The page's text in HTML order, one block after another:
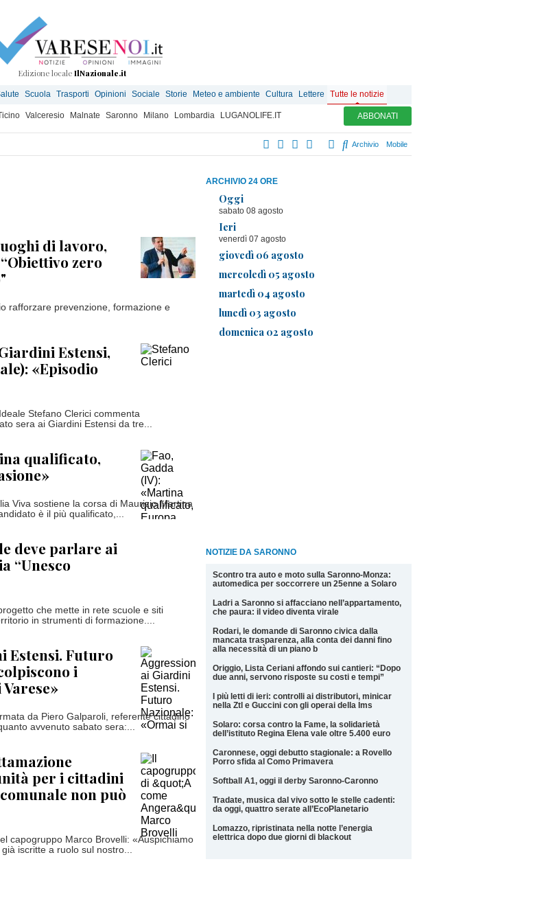
Edizione locale IlNazionale.it
Scuola Trasporti Opinioni Sociale Storie Meteo e ambiente Cultura Lettere Tutte le notizie
Valceresio Malnate Saronno Milano Lombardia LUGANOLIFE.IT ABBONATI
Archivio Mobile
ARCHIVIO 24 ORE
Oggi
sabato 08 agosto
Ieri
venerdì 07 agosto
giovedì 06 agosto
mercoledì 05 agosto
martedì 04 agosto
lunedì 03 agosto
domenica 02 agosto
NOTIZIE DA SARONNO
Scontro tra auto e moto sulla Saronno-Monza:
automedica per soccorrere un 25enne a Solaro
Ladri a Saronno si affacciano nell’appartamento,
che paura: il video diventa virale
Rodari, le domande di Saronno civica dalla
mancata trasparenza, alla conta dei danni fino
alla necessità di un piano b
Origgio, Lista Ceriani affondo sui cantieri: “Dopo
due anni, servono risposte su costi e tempi”
I più letti di ieri: controlli ai distributori, minicar
nella Ztl e Guccini con gli operai della Ims
Solaro: corsa contro la Fame, la solidarietà
dell’istituto Regina Elena vale oltre 5.400 euro
Caronnese, oggi debutto stagionale: a Rovello
Porro sfida al Como Primavera
Softball A1, oggi il derby Saronno-Caronno
Tradate, musica dal vivo sotto le stelle cadenti:
da oggi, quattro serate all’EcoPlanetario
Lomazzo, ripristinata nella notte l’energia
elettrica dopo due giorni di blackout
di lavoro,
zero
rafforzare prevenzione, formazione e
Estensi,
«Episodio
Stefano Clerici commenta
sera ai Giardini Estensi da tre...
qualificato,
Viva sostiene la corsa di Maurizio Martina
è il più qualificato,...
deve parlare ai
“Unesco
che mette in rete scuole e siti
in strumenti di formazione....
Estensi. Futuro
i
da Piero Galparoli, referente cittadino
avvenuto sabato sera:...
per i cittadini
non può
capogruppo Marco Brovelli: «Auspichiamo
iscritte a ruolo sul nostro...